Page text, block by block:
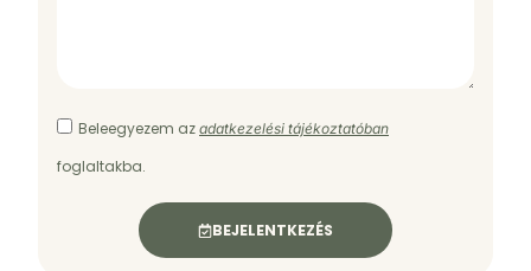
Beleegyezem az adatkezelési tájékoztatóban
foglaltakba.
BEJELENTKEZÉS